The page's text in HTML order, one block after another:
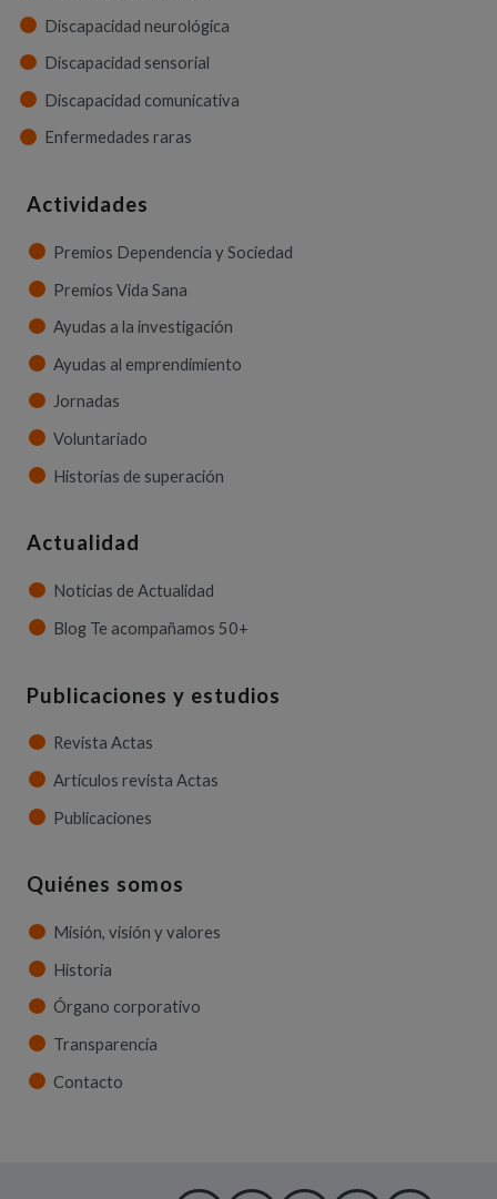
Discapacidad neurológica
Discapacidad sensorial
Discapacidad comunicativa
Enfermedades raras
Actividades
Premios Dependencia y Sociedad
Premios Vida Sana
Ayudas a la investigación
Ayudas al emprendimiento
Jornadas
Voluntariado
Historias de superación
Actualidad
Noticias de Actualidad
Blog Te acompañamos 50+
Publicaciones y estudios
Revista Actas
Artículos revista Actas
Publicaciones
Quiénes somos
Misión, visión y valores
Historia
Órgano corporativo
Transparencia
Contacto